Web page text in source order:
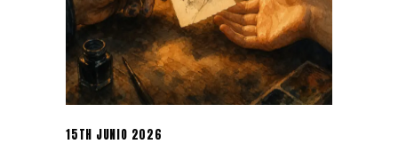
15TH JUNIO 2026